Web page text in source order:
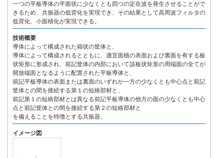
一つの平板導体の平面状に少なくとも四つの定在波を発生させることがで
きるため、共振器の低背化を実現でき、その結果として高周波フィルタの
低背化、小面積化が実現できる。
技術概要
導体によって構成された箱状の筐体と、
導体によって構成されるとともに、適宜面積の表面および裏面を有する板
状矩形に形成され、前記筐体の内部において該板状矩形の周端面の全てが
開放端面となるように配置された平板導体と、
前記平板導体の表面または裏面のいずれか一方の少なくとも中心点と前記
筐体との間を接続する第１の短絡部材と、
前記第１の短絡部材とは異なる前記平板導体の他方の面の少なくとも中心
点と前記筐体との間を接続する第２の短絡部材と
を備えることを特徴とする共振器。
イメージ図